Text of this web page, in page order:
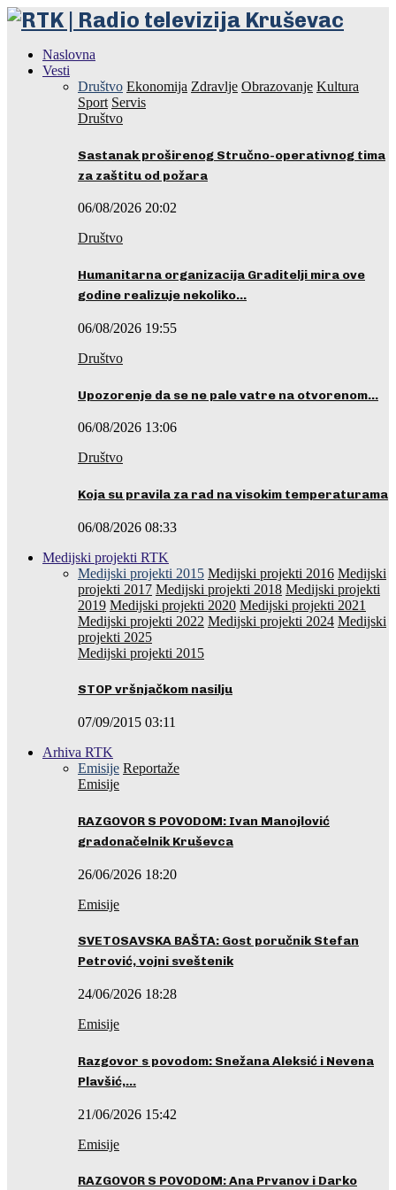
Naslovna
Vesti
Društvo Ekonomija Zdravlje Obrazovanje Kultura
Sport Servis
Društvo
Sastanak proširenog Stručno-operativnog tima
za zaštitu od požara
06/08/2026 20:02
Društvo
Humanitarna organizacija Graditelji mira ove
godine realizuje nekoliko…
06/08/2026 19:55
Društvo
Upozorenje da se ne pale vatre na otvorenom…
06/08/2026 13:06
Društvo
Koja su pravila za rad na visokim temperaturama
06/08/2026 08:33
Medijski projekti RTK
Medijski projekti 2015 Medijski projekti 2016 Medijski
projekti 2017 Medijski projekti 2018 Medijski projekti
2019 Medijski projekti 2020 Medijski projekti 2021
Medijski projekti 2022 Medijski projekti 2024 Medijski
projekti 2025
Medijski projekti 2015
STOP vršnjačkom nasilju
07/09/2015 03:11
Arhiva RTK
Emisije Reportaže
Emisije
RAZGOVOR S POVODOM: Ivan Manojlović
gradonačelnik Kruševca
26/06/2026 18:20
Emisije
SVETOSAVSKA BAŠTA: Gost poručnik Stefan
Petrović, vojni sveštenik
24/06/2026 18:28
Emisije
Razgovor s povodom: Snežana Aleksić i Nevena
Plavšić,…
21/06/2026 15:42
Emisije
RAZGOVOR S POVODOM: Ana Prvanov i Darko